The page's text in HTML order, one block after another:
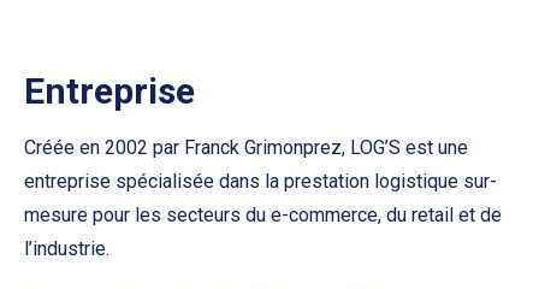
Entreprise
Créée en 2002 par Franck Grimonprez, LOG’S est une
entreprise spécialisée dans la prestation logistique sur-
mesure pour les secteurs du e-commerce, du retail et de
l’industrie.